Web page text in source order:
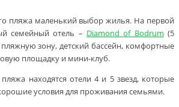
пляжа маленький выбор жилья. На первой
семейный отель – Diamond of Bodrum (5
зону, детский бассейн, комфортные
площадку и мини-клуб.
находятся отели 4 и 5 звезд, которые
условия для проживания семьями.